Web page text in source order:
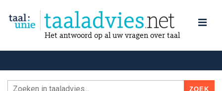
Het antwoord op al uw vragen over taal